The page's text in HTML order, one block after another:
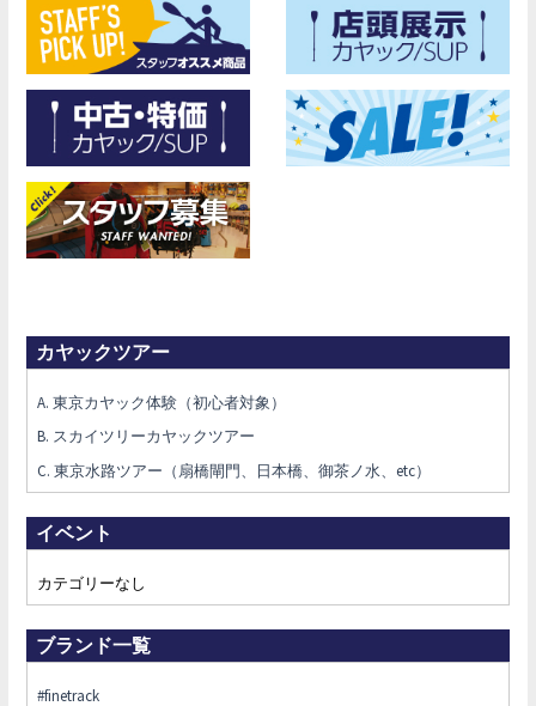
カヤックツアー
A. 東京カヤック体験（初心者対象）
B. スカイツリーカヤックツアー
C. 東京水路ツアー（扇橋閘門、日本橋、御茶ノ水、etc）
イベント
カテゴリーなし
ブランド一覧
#finetrack